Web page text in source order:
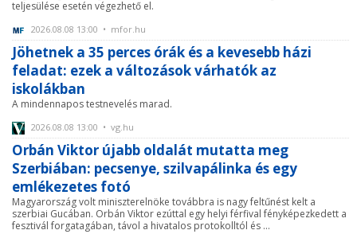
teljesülése esetén végezhető el.
2026.08.08 13:00 • mfor.hu
Jöhetnek a 35 perces órák és a kevesebb házi
feladat: ezek a változások várhatók az
iskolákban
A mindennapos testnevelés marad.
2026.08.08 13:00 • vg.hu
Orbán Viktor újabb oldalát mutatta meg
Szerbiában: pecsenye, szilvapálinka és egy
emlékezetes fotó
Magyarország volt miniszterelnöke továbbra is nagy feltűnést kelt a
szerbiai Gucában. Orbán Viktor ezúttal egy helyi férfival fényképezkedett a
fesztivál forgatagában, távol a hivatalos protokolltól és ...